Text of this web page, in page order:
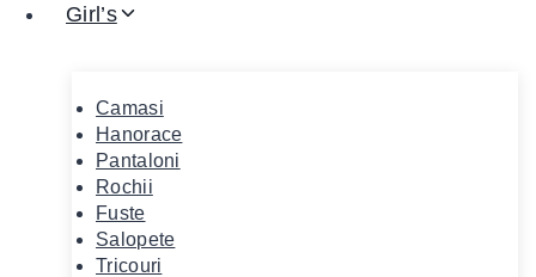
Girl’s
Camasi
Hanorace
Pantaloni
Rochii
Fuste
Salopete
Tricouri